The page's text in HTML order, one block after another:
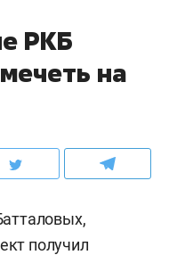
РКБ
на
получил